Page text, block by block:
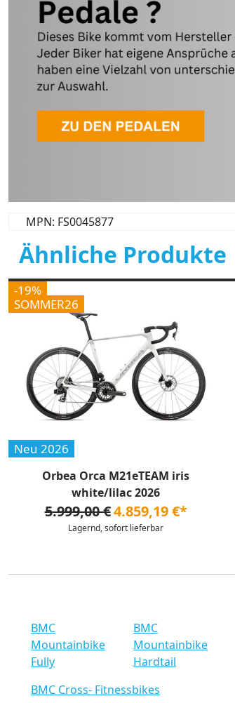
MPN: FS0045877
Ähnliche Produkte
-19%
SOMMER26
Neu 2026
Orbea Orca M21eTEAM iris
white/lilac 2026
5.999,00 €4.859,19 €*
Lagernd, sofort lieferbar
BMC
Mountainbike
Fully
BMC
Mountainbike
Hardtail
BMC Cross- Fitnessbikes